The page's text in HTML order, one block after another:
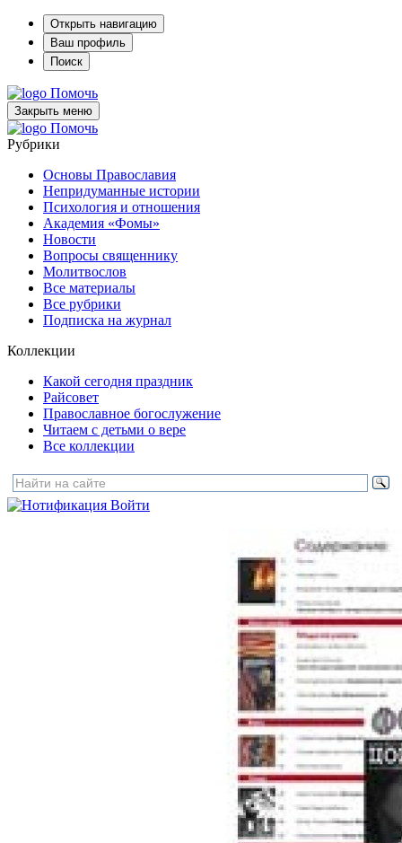
Открыть навигацию
Ваш профиль
Поиск
Помочь
Закрыть меню
Помочь
Рубрики
Основы Православия
Непридуманные истории
Психология и отношения
Академия «Фомы»
Новости
Вопросы священнику
Молитвослов
Все материалы
Все рубрики
Подписка на журнал
Коллекции
Какой сегодня праздник
Райсовет
Православное богослужение
Читаем с детьми о вере
Все коллекции
Войти